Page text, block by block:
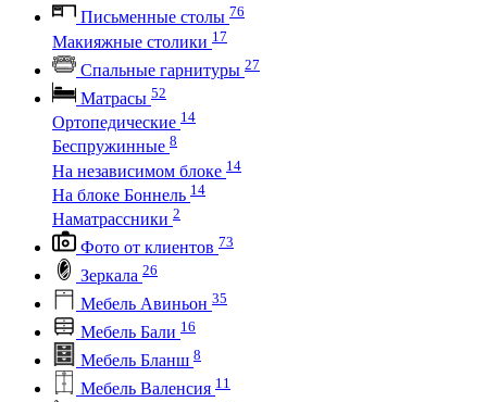
Письменные столы 76
Макияжные столики 17
Спальные гарнитуры 27
Матрасы 52
Ортопедические 14
Беспружинные 8
На независимом блоке 14
На блоке Боннель 14
Наматрассники 2
Фото от клиентов 73
Зеркала 26
Мебель Авиньон 35
Мебель Бали 16
Мебель Бланш 8
Мебель Валенсия 11